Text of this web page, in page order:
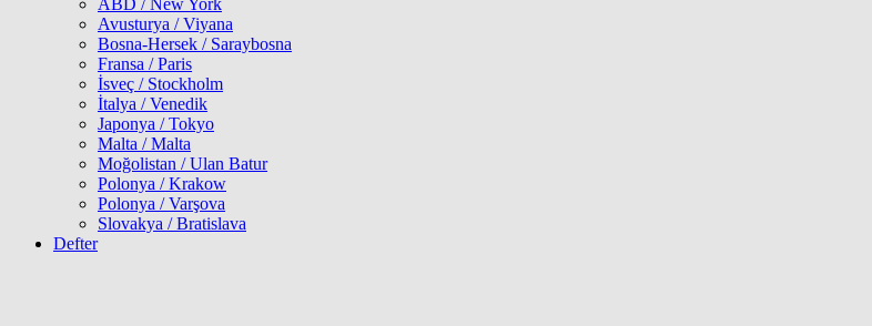
ABD / New York
Avusturya / Viyana
Bosna-Hersek / Saraybosna
Fransa / Paris
İsveç / Stockholm
İtalya / Venedik
Japonya / Tokyo
Malta / Malta
Moğolistan / Ulan Batur
Polonya / Krakow
Polonya / Varşova
Slovakya / Bratislava
Defter